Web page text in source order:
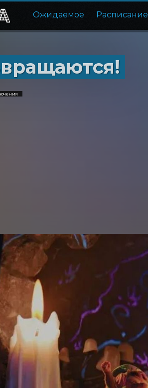
Ожидаемое Расписание